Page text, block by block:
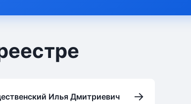
Илья Дмитриевич →